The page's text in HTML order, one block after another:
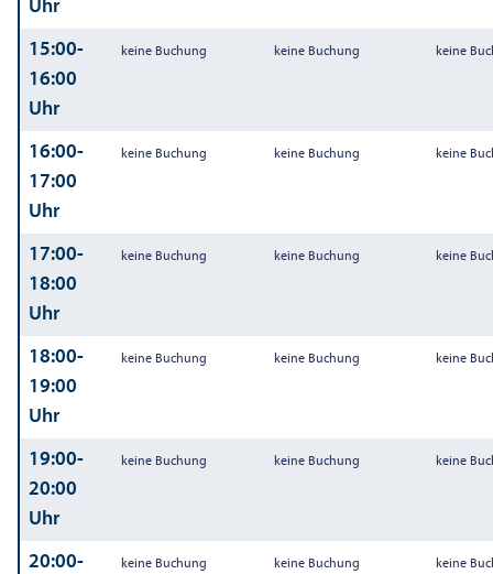
Uhr
15:00-
16:00
Uhr
keine Buchung keine Buchung keine
16:00-
17:00
Uhr
keine Buchung keine Buchung keine
17:00-
18:00
Uhr
keine Buchung keine Buchung keine
18:00-
19:00
Uhr
keine Buchung keine Buchung keine
19:00-
20:00
Uhr
keine Buchung keine Buchung keine
20:00-
keine Buchung keine Buchung keine